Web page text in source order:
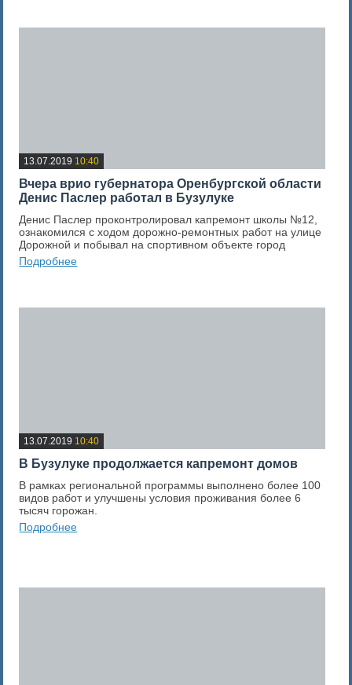
13.07.2019 10:40
Вчера врио губернатора Оренбургской области
Денис Паслер работал в Бузулуке
Денис Паслер проконтролировал капремонт школы №12,
ознакомился с ходом дорожно-ремонтных работ на улице
Дорожной и побывал на спортивном объекте город
Подробнее
13.07.2019 10:40
В Бузулуке продолжается капремонт домов
В рамках региональной программы выполнено более 100
видов работ и улучшены условия проживания более 6
тысяч горожан.
Подробнее